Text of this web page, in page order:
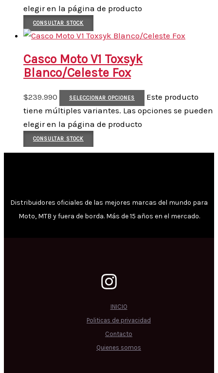
elegir en la página de producto
CONSULTAR STOCK
Casco Moto V1 Toxsyk
Blanco/Celeste Fox
$239.990 SELECCIONAR OPCIONES
Este producto
tiene múltiples variantes. Las opciones se pueden
elegir en la página de producto
CONSULTAR STOCK
Distribuidores oficiales de las mejores marcas del mundo para
Moto, MTB y fuera de borda. Más de 15 años en el mercado.
INICIO
Politicas de privacidad
Contacto
Quienes somos